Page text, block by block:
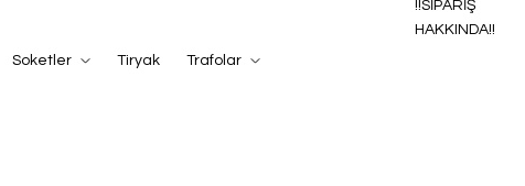
Soketler Tiryak Trafolar
!!SİPARİŞ
HAKKINDA!!